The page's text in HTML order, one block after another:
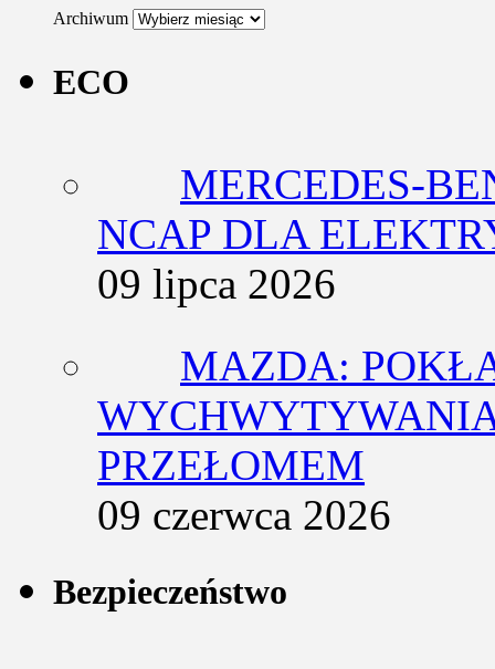
Archiwum
ECO
MERCEDES-
NCAP DLA
09 lipca 2026
MAZDA:
PRZEŁOMEM
09 czerwca 2026
Bezpieczeństwo